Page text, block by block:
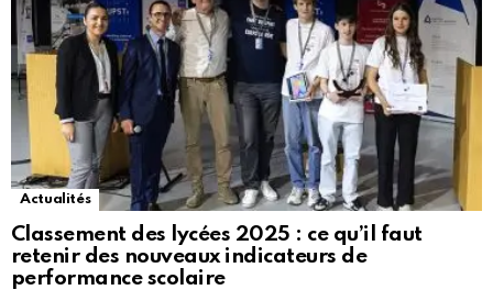
Actualités
Classement des lycées 2025 : ce qu’il faut
retenir des nouveaux indicateurs de
performance scolaire